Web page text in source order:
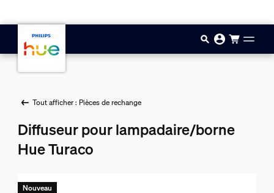
Tout afficher : Pièces de rechange
Diffuseur pour lampadaire/borne
Hue Turaco
Nouveau